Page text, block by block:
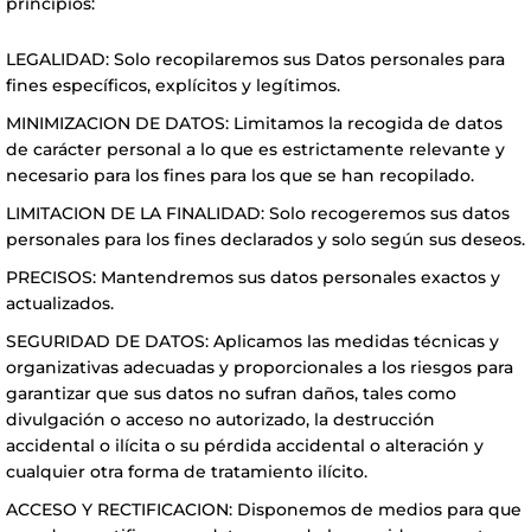
LEGALIDAD: Solo recopilaremos sus Datos personales para
fines específicos, explícitos y legítimos.
MINIMIZACION DE DATOS: Limitamos la recogida de datos
de carácter personal a lo que es estrictamente relevante y
necesario para los fines para los que se han recopilado.
LIMITACION DE LA FINALIDAD: Solo recogeremos sus datos
personales para los fines declarados y solo según sus deseos.
PRECISOS: Mantendremos sus datos personales exactos y
actualizados.
SEGURIDAD DE DATOS: Aplicamos las medidas técnicas y
organizativas adecuadas y proporcionales a los riesgos para
garantizar que sus datos no sufran daños, tales como
divulgación o acceso no autorizado, la destrucción
accidental o ilícita o su pérdida accidental o alteración y
cualquier otra forma de tratamiento ilícito.
ACCESO Y RECTIFICACION: Disponemos de medios para que